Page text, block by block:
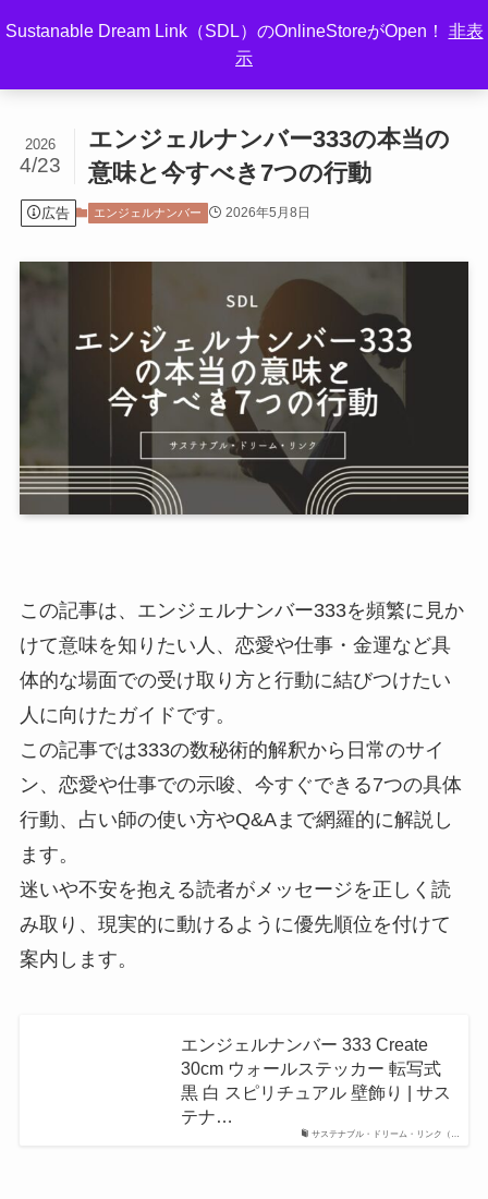
Sustanable Dream Link（SDL）のOnlineStoreがOpen！ 非表
示
エンジェルナンバー333の本当の
意味と今すべき7つの行動
2026
4/23
広告 エンジェルナンバー 2026年5月8日
この記事は、エンジェルナンバー333を頻繁に見か
けて意味を知りたい人、恋愛や仕事・金運など具
体的な場面での受け取り方と行動に結びつけたい
人に向けたガイドです。
この記事では333の数秘術的解釈から日常のサイ
ン、恋愛や仕事での示唆、今すぐできる7つの具体
行動、占い師の使い方やQ&Aまで網羅的に解説し
ます。
迷いや不安を抱える読者がメッセージを正しく読
み取り、現実的に動けるように優先順位を付けて
案内します。
サステナブル・ドリーム・リンク（…
エンジェルナンバー 333 Create
30cm ウォールステッカー 転写式
黒 白 スピリチュアル 壁飾り | サス
テナ…